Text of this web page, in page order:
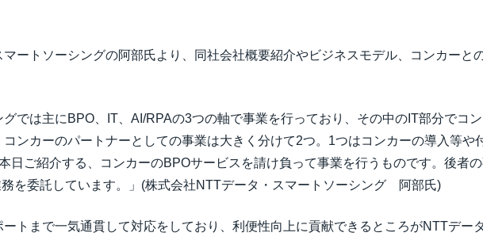
ートソーシングの阿部氏より、同社会社概要紹介やビジネスモデル、コンカーと
グでは主にBPO、IT、AI/RPAの3つの軸で事業を行っており、その中のIT部分でコ
ンカーのパートナーとしての事業は大きく分けて2つ。1つはコンカーの導入等や
日ご紹介する、コンカーのBPOサービスを請け負って事業を行うものです。後者
を委託しています。」(株式会社NTTデータ・スマートソーシング 阿部氏)
トまで一気通貫して対応をしており、利便性向上に貢献できるところがNTTデー